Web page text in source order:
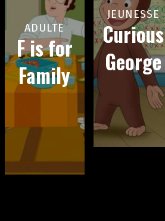
ADULTE
F is for
Family
JEUNESSE
Curious
George